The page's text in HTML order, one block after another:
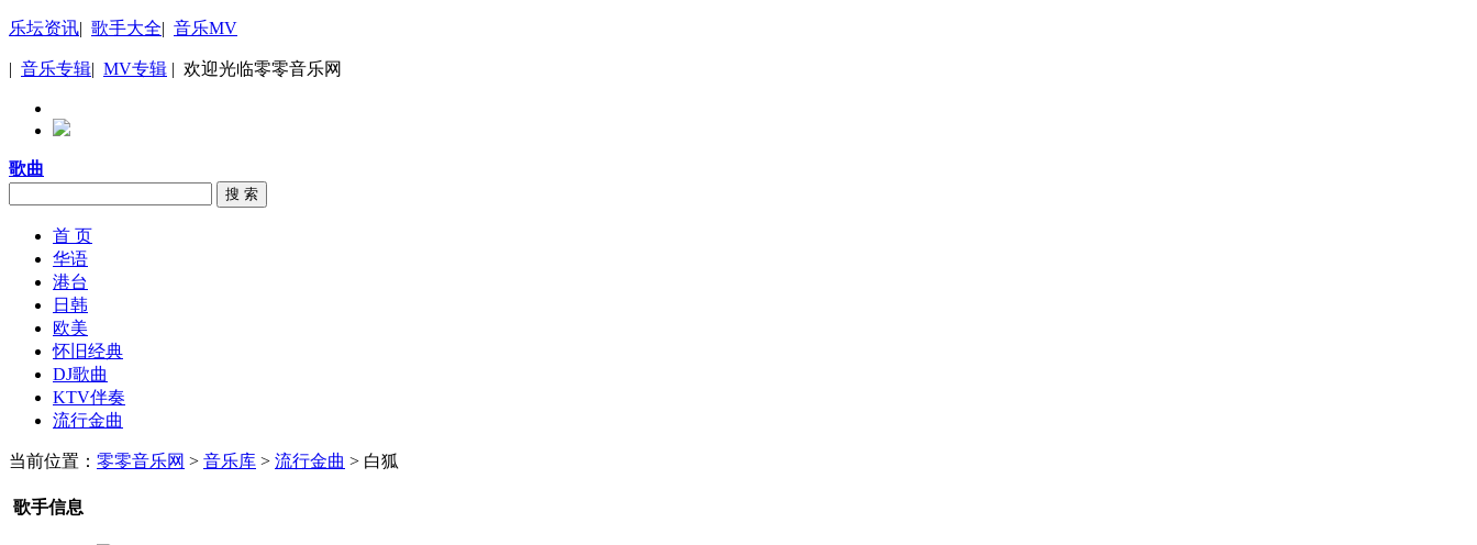
乐坛资讯| 歌手大全| 音乐MV
| 音乐专辑| MV专辑 | 欢迎光临零零音乐网
歌曲
搜 索
首 页
华语
港台
日韩
欧美
怀旧经典
DJ歌曲
KTV伴奏
流行金曲
当前位置： 零零音乐网 > 音乐库 > 流行金曲 > 白狐
歌手信息